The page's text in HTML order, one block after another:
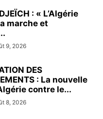
: « L’Algérie
marche et
9, 2026
DES
: La nouvelle
contre le...
8, 2026